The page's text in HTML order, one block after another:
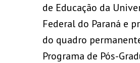
de Educação da
Federal do Paraná e
do quadro
Programa de Pós-